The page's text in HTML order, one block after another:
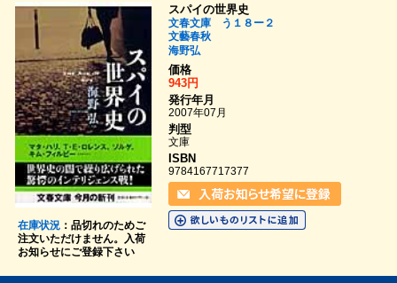
在庫状況：品切れのためご
注文いただけません。入荷
お知らせにご登録下さい
スパイの世界史
文春文庫 う１８ー２
文藝春秋
海野弘
価格
943円
発行年月
2007年07月
判型
文庫
ISBN
9784167717377